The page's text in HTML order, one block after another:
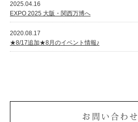
2025.04.16
EXPO 2025 大阪・関西万博へ
2020.08.17
★8/17追加★8月のイベント情報♪
お問い合わせ